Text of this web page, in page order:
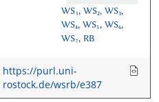
WS₁, WS₂, WS₃,
WS₄, WS₅, WS₆,
WS₇, RB
https://purl.uni-
rostock.de/wsrb/e387